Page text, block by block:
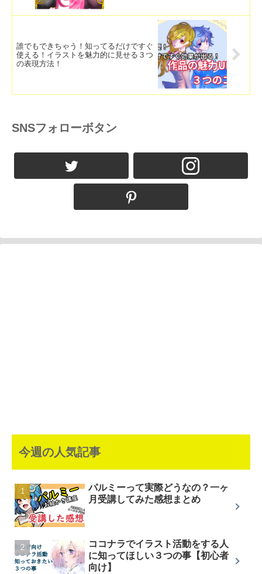
誰でもできちゃう！知ってるだけですぐ
使える！イラストを魅力的に見せる３つ
の表現方法！
SNSフォローボタン
今週の人気記事
パルミーって実際どうなの？一ヶ
月受講してみた感想まとめ
ココナラでイラスト活動をする人
に知ってほしい３つの事【初心者
向け】